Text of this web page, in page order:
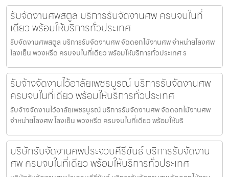
รับจัดงานศพสตูล บริการรับจัดงานศพ ครบจบในที่
เดียว พร้อมให้บริการทั่วประเทศ
รับจัดงานศพสตูล บริการรับจัดงานศพ จัดดอกไม้งานศพ จำหน่ายโลงศพ
โลงเย็น พวงหรีด ครบจบในที่เดียว พร้อมให้บริการทั่วประเทศ ร
รับจ้างจัดงานไว้อาลัยเพชรบูรณ์ บริการรับจัดงานศพ
ครบจบในที่เดียว พร้อมให้บริการทั่วประเทศ
รับจ้างจัดงานไว้อาลัยเพชรบูรณ์ บริการรับจัดงานศพ จัดดอกไม้งานศพ
จำหน่ายโลงศพ โลงเย็น พวงหรีด ครบจบในที่เดียว พร้อมให้บริ
บริษัทรับจัดงานศพประจวบคีรีขันธ์ บริการรับจัดงาน
ศพ ครบจบในที่เดียว พร้อมให้บริการทั่วประเทศ